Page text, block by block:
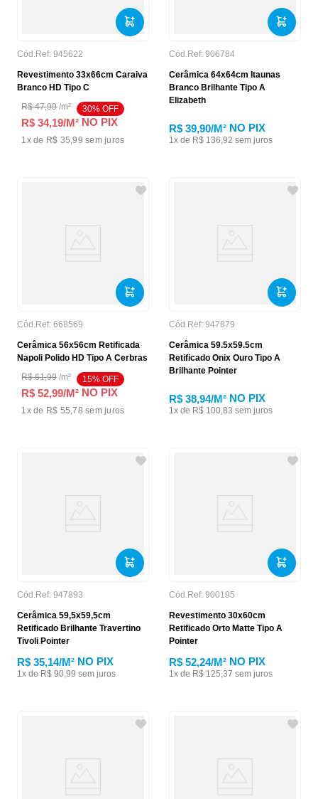
Cód.Ref: 945622
Revestimento 33x66cm Caraiva
Branco HD Tipo C
R$ 47,99/m² 30% OFF
R$ 34,19/M² NO PIX
1x de R$ 35,99 sem juros
Cód.Ref: 906784
Cerâmica 64x64cm Itaunas
Branco Brilhante Tipo A
Elizabeth
R$ 39,90/M² NO PIX
1x de R$ 136,92 sem juros
Cód.Ref: 668569
Cerâmica 56x56cm Retificada
Napoli Polido HD Tipo A Cerbras
R$ 61,99/m² 15% OFF
R$ 52,99/M² NO PIX
1x de R$ 55,78 sem juros
Cód.Ref: 947879
Cerâmica 59.5x59.5cm
Retificado Onix Ouro Tipo A
Brilhante Pointer
R$ 38,94/M² NO PIX
1x de R$ 100,83 sem juros
Cód.Ref: 947893
Cerâmica 59,5x59,5cm
Retificado Brilhante Travertino
Tivoli Pointer
R$ 35,14/M² NO PIX
1x de R$ 90,99 sem juros
Cód.Ref: 900195
Revestimento 30x60cm
Retificado Orto Matte Tipo A
Pointer
R$ 52,24/M² NO PIX
1x de R$ 125,37 sem juros